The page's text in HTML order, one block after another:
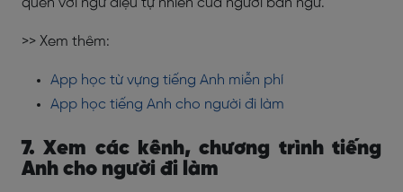
quen với ngữ điệu tự nhiên của người bản ngữ.
>> Xem thêm:
App học từ vựng tiếng Anh miễn phí
App học tiếng Anh cho người đi làm
7. Xem các kênh, chương trình tiếng
Anh cho người đi làm